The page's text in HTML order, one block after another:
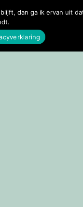
dan ga ik ervan uit